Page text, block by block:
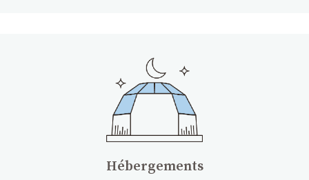
Hébergements